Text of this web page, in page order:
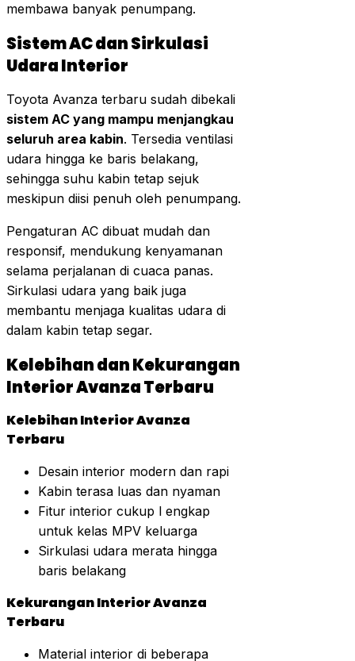
membawa banyak penumpang.
Sistem AC dan Sirkulasi
Udara Interior
Toyota Avanza terbaru sudah dibekali
sistem AC yang mampu menjangkau
seluruh area kabin. Tersedia ventilasi
udara hingga ke baris belakang,
sehingga suhu kabin tetap sejuk
meskipun diisi penuh oleh penumpang.
Pengaturan AC dibuat mudah dan
responsif, mendukung kenyamanan
selama perjalanan di cuaca panas.
Sirkulasi udara yang baik juga
membantu menjaga kualitas udara di
dalam kabin tetap segar.
Kelebihan dan Kekurangan
Interior Avanza Terbaru
Kelebihan Interior Avanza
Terbaru
Desain interior modern dan rapi
Kabin terasa luas dan nyaman
Fitur interior cukup l engkap
untuk kelas MPV keluarga
Sirkulasi udara merata hingga
baris belakang
Kekurangan Interior Avanza
Terbaru
Material interior di beberapa